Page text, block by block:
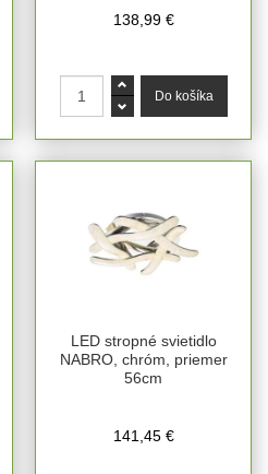
138,99 €
LED stropné svietidlo
NABRO, chróm, priemer
56cm
141,45 €